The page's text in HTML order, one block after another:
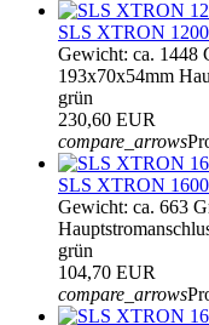
SLS XTRON
Gewicht: ca. 1448
193x70x54mm
grün
230,60 EUR
compare_arrows
SLS XTRON
Gewicht: ca. 663
grün
104,70 EUR
compare_arrows